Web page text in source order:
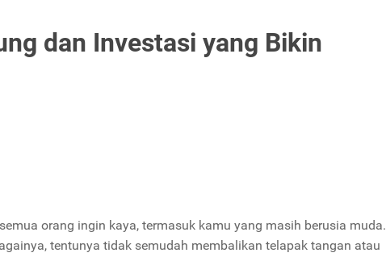
dan Investasi yang Bikin
orang ingin kaya, termasuk kamu yang masih berusia muda.
tentunya tidak semudah membalikan telapak tangan atau